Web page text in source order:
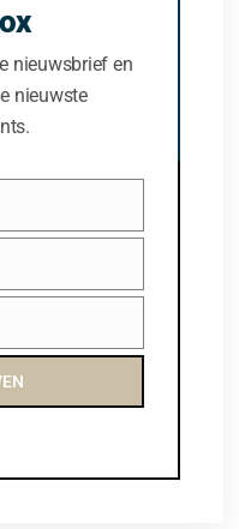
nieuwsbrief en
nieuwste